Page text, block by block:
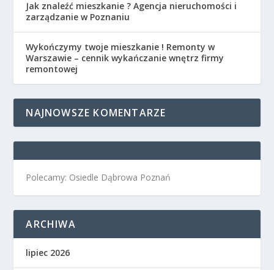
Jak znaleźć mieszkanie ? Agencja nieruchomości i
zarządzanie w Poznaniu
Wykończymy twoje mieszkanie ! Remonty w
Warszawie – cennik wykańczanie wnętrz firmy
remontowej
NAJNOWSZE KOMENTARZE
Polecamy: Osiedle Dąbrowa Poznań
ARCHIWA
lipiec 2026